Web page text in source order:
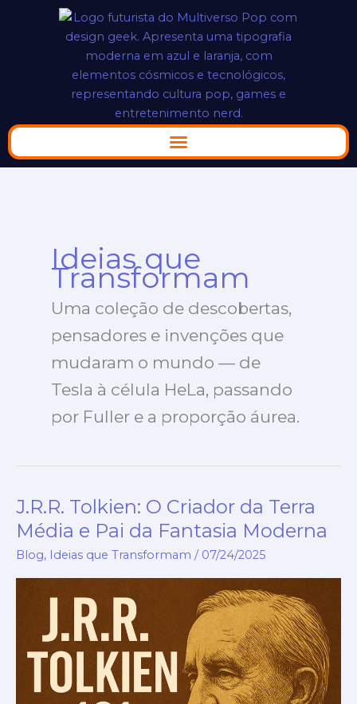
Ideias que
Transformam
Uma coleção de descobertas,
pensadores e invenções que
mudaram o mundo — de
Tesla à célula HeLa, passando
por Fuller e a proporção áurea.
J.R.R. Tolkien: O Criador da Terra
Média e Pai da Fantasia Moderna
Blog, Ideias que Transformam / 07/24/2025
J.R.R.
Tolkien:
Criador
da
Pai
Fantasia